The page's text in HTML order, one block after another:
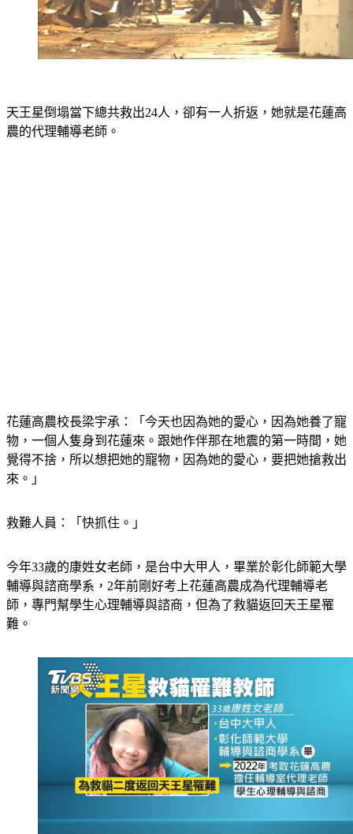
天王星倒塌當下總共救出24人，卻有一人折返，她就是花蓮高
農的代理輔導老師。
花蓮高農校長梁宇承：「今天也因為她的愛心，因為她養了寵
物，一個人隻身到花蓮來。跟她作伴那在地震的第一時間，她
覺得不捨，所以想把她的寵物，因為她的愛心，要把她搶救出
來。」
救難人員：「快抓住。」
今年33歲的康姓女老師，是台中大甲人，畢業於彰化師範大學
輔導與諮商學系，2年前剛好考上花蓮高農成為代理輔導老
師，專門幫學生心理輔導與諮商，但為了救貓返回天王星罹
難。